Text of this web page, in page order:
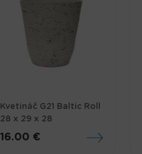
Kvetináč G21 Baltic Roll
28 x 29 x 28
16.00 €